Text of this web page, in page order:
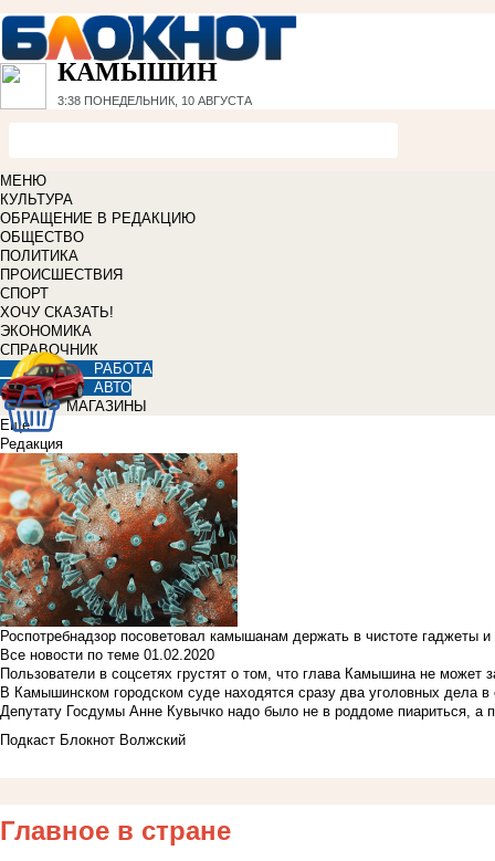
КАМЫШИН
3:38 ПОНЕДЕЛЬНИК, 10 АВГУСТА
МЕНЮ
КУЛЬТУРА
ОБРАЩЕНИЕ В РЕДАКЦИЮ
ОБЩЕСТВО
ПОЛИТИКА
ПРОИСШЕСТВИЯ
СПОРТ
ХОЧУ СКАЗАТЬ!
ЭКОНОМИКА
СПРАВОЧНИК
РАБОТА
АВТО
МАГАЗИНЫ
Еще
Редакция
Роспотребнадзор посоветовал камышанам держать в чистоте гаджеты
Все новости по теме 01.02.2020
Пользователи в соцсетях грустят о том, что глава Камышина не может
В Камышинском городском суде находятся сразу два уголовных дела
Депутату Госдумы Анне Кувычко надо было не в роддоме пиариться, а
Подкаст Блокнот Волжский
Главное в стране